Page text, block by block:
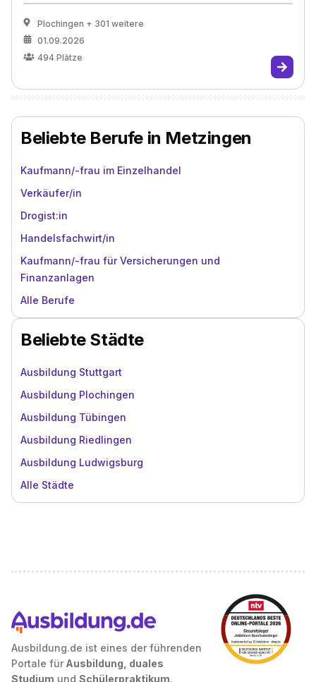
Plochingen + 301 weitere
01.09.2026
494 Plätze
Beliebte Berufe in Metzingen
Kaufmann/-frau im Einzelhandel
Verkäufer/in
Drogist:in
Handelsfachwirt/in
Kaufmann/-frau für Versicherungen und
Finanzanlagen
Alle Berufe
Beliebte Städte
Ausbildung Stuttgart
Ausbildung Plochingen
Ausbildung Tübingen
Ausbildung Riedlingen
Ausbildung Ludwigsburg
Alle Städte
Ausbildung.de ist eines der führenden
Portale für Ausbildung, duales
Studium und Schülerpraktikum.